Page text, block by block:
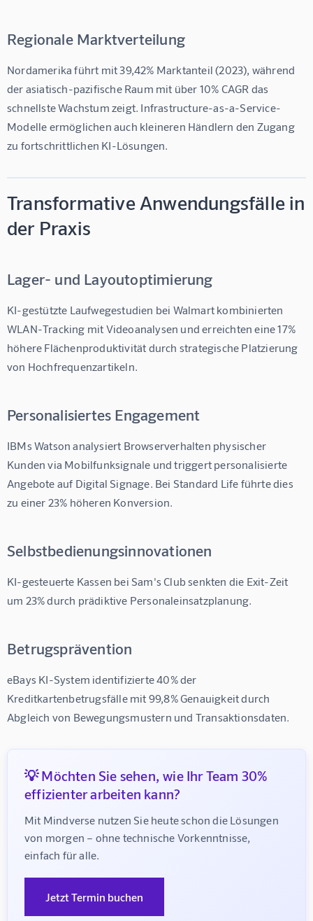
Regionale Marktverteilung
Nordamerika führt mit 39,42% Marktanteil (2023), während
der asiatisch-pazifische Raum mit über 10% CAGR das
schnellste Wachstum zeigt. Infrastructure-as-a-Service-
Modelle ermöglichen auch kleineren Händlern den Zugang
zu fortschrittlichen KI-Lösungen.
Transformative Anwendungsfälle in
der Praxis
Lager- und Layoutoptimierung
KI-gestützte Laufwegestudien bei Walmart kombinierten
WLAN-Tracking mit Videoanalysen und erreichten eine 17%
höhere Flächenproduktivität durch strategische Platzierung
von Hochfrequenzartikeln.
Personalisiertes Engagement
IBMs Watson analysiert Browserverhalten physischer
Kunden via Mobilfunksignale und triggert personalisierte
Angebote auf Digital Signage. Bei Standard Life führte dies
zu einer 23% höheren Konversion.
Selbstbedienungsinnovationen
KI-gesteuerte Kassen bei Sam's Club senkten die Exit-Zeit
um 23% durch prädiktive Personaleinsatzplanung.
Betrugsprävention
eBays KI-System identifizierte 40% der
Kreditkartenbetrugsfälle mit 99,8% Genauigkeit durch
Abgleich von Bewegungsmustern und Transaktionsdaten.
💡 Möchten Sie sehen, wie Ihr Team 30%
effizienter arbeiten kann?
Mit Mindverse nutzen Sie heute schon die Lösungen
von morgen – ohne technische Vorkenntnisse,
einfach für alle.
Jetzt Termin buchen